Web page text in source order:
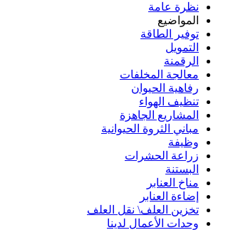
نظرة عامة
المواضيع
توفير الطاقة
التمويل
الرقمنة
معالجة المخلفات
رفاهية الحيوان
تنظيف الهواء
المشاريع الجاهزة
مباني الثروة الحيوانية
وظيفة
زراعة الحشرات
البستنة
مناخ العنابر
إضاءة العنابر
تخزين العلف\ نقل العلف
وحدات الأعمال لدينا